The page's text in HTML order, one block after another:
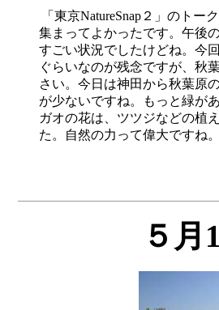
「東京NatureSnap２」のト
集まってよかったです。午後
すごい状況でしたけどね。今
ぐらいなのが残念ですが、秋
さい。今日は神田から秋葉原
が少ないですね。もっと緑が
ガオの花は、ツツジなどの植
５月